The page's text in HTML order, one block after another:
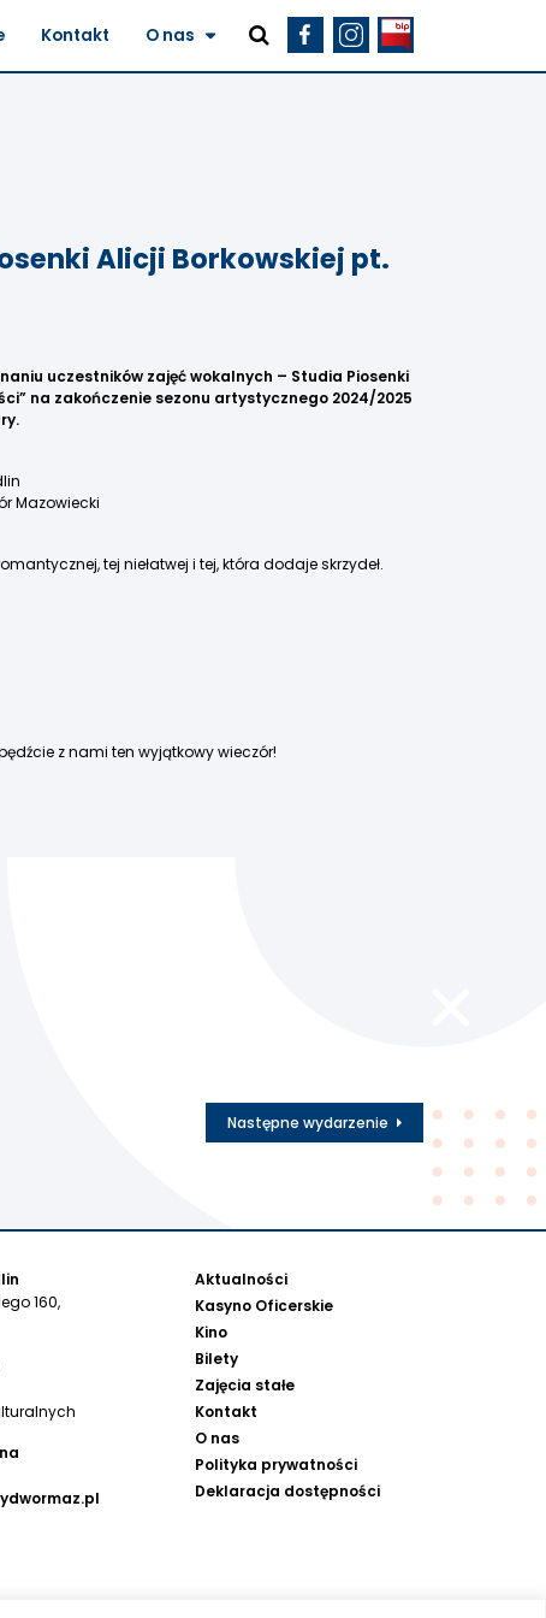
Kontakt O nas
Alicji Borkowskiej pt.
uczestników zajęć wokalnych – Studia Piosenki
na zakończenie sezonu artystycznego 2024/2025
Mazowiecki
tej niełatwej i tej, która dodaje skrzydeł.
z nami ten wyjątkowy wieczór!
Następne wydarzenie
160,
Aktualności
Kasyno Oficerskie
Kino
Bilety
Zajęcia stałe
Kontakt
O nas
Polityka prywatności
Deklaracja dostępności